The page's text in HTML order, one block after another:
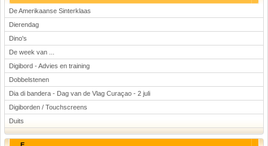
De Amerikaanse Sinterklaas
Dierendag
Dino's
De week van ...
Digibord - Advies en training
Dobbelstenen
Dia di bandera - Dag van de Vlag Curaçao - 2 juli
Digiborden / Touchscreens
Duits